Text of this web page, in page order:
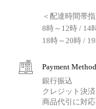
＜配達時間帯指
8時～12時 / 14
18時～20時 /
Payment Method
銀行振込
クレジット決済
商品代引に対応